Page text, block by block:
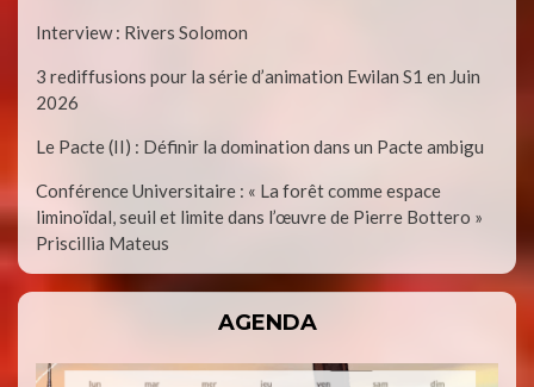
Interview : Rivers Solomon
3 rediffusions pour la série d’animation Ewilan S1 en Juin
2026
Le Pacte (II) : Définir la domination dans un Pacte ambigu
Conférence Universitaire : « La forêt comme espace
liminoïdal, seuil et limite dans l’œuvre de Pierre Bottero »
Priscillia Mateus
AGENDA